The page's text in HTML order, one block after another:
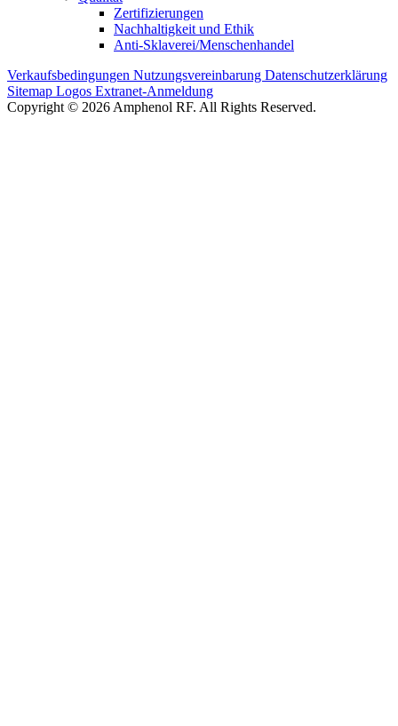
Zertifizierungen
Nachhaltigkeit und Ethik
Anti-Sklaverei/Menschenhandel
Verkaufsbedingungen Nutzungsvereinbarung Datenschutzerklärung
Sitemap Logos Extranet-Anmeldung
Copyright © 2026 Amphenol RF. All Rights Reserved.